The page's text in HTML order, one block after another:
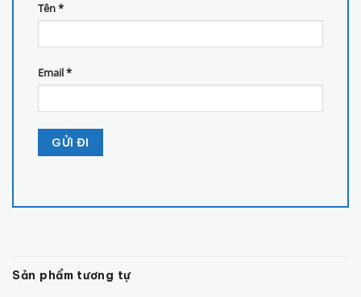
Tên*
Email*
Sản phẩm tương tự